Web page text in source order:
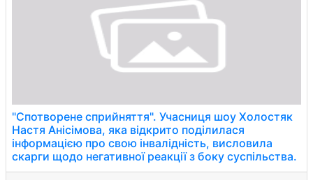
"Спотворене сприйняття". Учасниця шоу Холостяк
Настя Анісімова, яка відкрито поділилася
інформацією про свою інвалідність, висловила
скарги щодо негативної реакції з боку суспільства.